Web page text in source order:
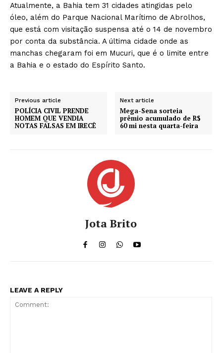
Atualmente, a Bahia tem 31 cidades atingidas pelo
óleo, além do Parque Nacional Marítimo de Abrolhos,
que está com visitação suspensa até o 14 de novembro
por conta da substância. A última cidade onde as
manchas chegaram foi em Mucuri, que é o limite entre
a Bahia e o estado do Espírito Santo.
Previous article
POLÍCIA CIVIL PRENDE
HOMEM QUE VENDIA
NOTAS FALSAS EM IRECÊ
Next article
Mega-Sena sorteia
prêmio acumulado de R$
60 mi nesta quarta-feira
Jota Brito
LEAVE A REPLY